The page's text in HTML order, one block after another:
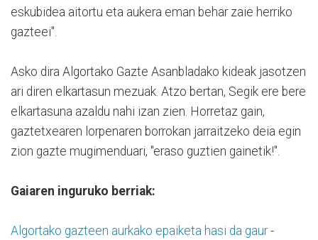
eskubidea aitortu eta aukera eman behar zaie herriko
gazteei".
Asko dira Algortako Gazte Asanbladako kideak jasotzen
ari diren elkartasun mezuak. Atzo bertan, Segik ere bere
elkartasuna azaldu nahi izan zien. Horretaz gain,
gaztetxearen lorpenaren borrokan jarraitzeko deia egin
zion gazte mugimenduari, "eraso guztien gainetik!".
Gaiaren inguruko berriak:
Algortako gazteen aurkako epaiketa hasi da gaur-